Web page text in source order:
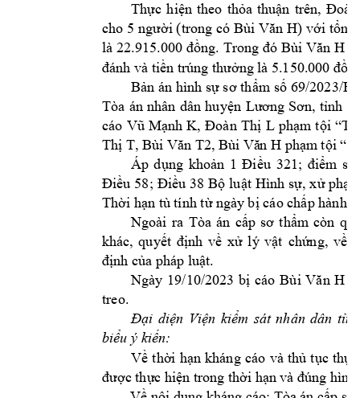
Thực hiện theo thỏa thuận trên,
cho 5 người (trong có Bùi Văn H) với tổng
là 22.915.000 đồng. Trong đó Bùi Văn H
đánh và tiền trúng thưởng là 5.150.000 đồ
Bản án hình sự sơ thẩm số 69/2023/
Tòa án nhân dân huyện Lương Sơn, tỉnh
cáo Vũ Mạnh K, Đoàn Thị L phạm tội
Thị T, Bùi Văn T2, Bùi Văn H phạm tội
Áp dụng khoản 1 Điều 321; điểm s
Điều 58; Điều 38 Bộ luật Hình sự, xử phạt
Thời hạn tù tính từ ngày bị cáo chấp hành
Ngoài ra Tòa án cấp sơ thẩm còn
khác, quyết định về xử lý vật chứng, về
định của pháp luật.
Ngày 19/10/2023 bị cáo Bùi Văn H
treo.
Đại diện Viện kiểm sát nhân dân
biểu ý kiến:
Về thời hạn kháng cáo và thủ tục
được thực hiện trong thời hạn và đúng